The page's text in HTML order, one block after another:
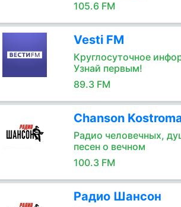
105.6 FM
Vesti FM
Круглосуточное
Узнай первым!
89.3 FM
Chanson
Радио человечных,
песен о вечном
100.3 FM
Радио Шансон